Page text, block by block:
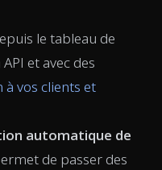
le tableau de
et avec des
vos clients et
automatique de
de passer des